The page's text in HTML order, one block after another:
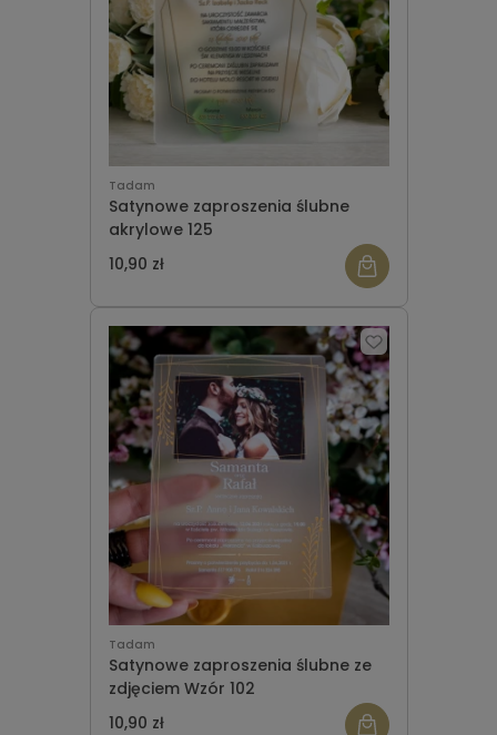
Tadam
Satynowe zaproszenia ślubne
akrylowe 125
10,90 zł
Tadam
Satynowe zaproszenia ślubne ze
zdjęciem Wzór 102
10,90 zł